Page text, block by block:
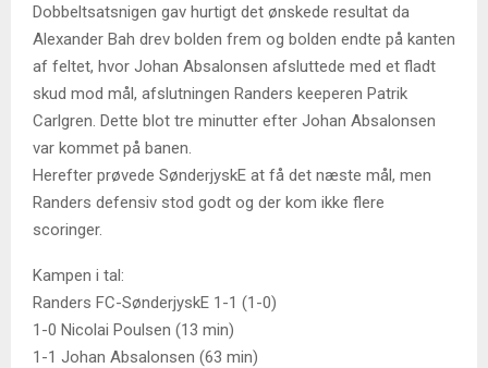
Dobbeltsatsnigen gav hurtigt det ønskede resultat da
Alexander Bah drev bolden frem og bolden endte på kanten
af feltet, hvor Johan Absalonsen afsluttede med et fladt
skud mod mål, afslutningen Randers keeperen Patrik
Carlgren. Dette blot tre minutter efter Johan Absalonsen
var kommet på banen.
Herefter prøvede SønderjyskE at få det næste mål, men
Randers defensiv stod godt og der kom ikke flere
scoringer.
Kampen i tal:
Randers FC-SønderjyskE 1-1 (1-0)
1-0 Nicolai Poulsen (13 min)
1-1 Johan Absalonsen (63 min)